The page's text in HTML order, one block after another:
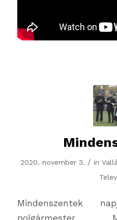
2020. november 3. / in
Mindenszentek